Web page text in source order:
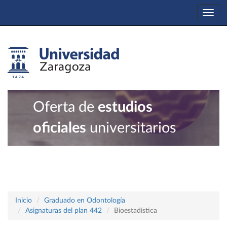
Oferta de estudios
oficiales universitarios
Inicio
Graduado en Odontología
Asignaturas del plan 442
Bioestadística